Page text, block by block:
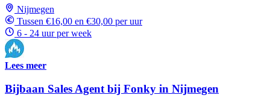
Nijmegen
Tussen €16,00 en €30,00 per uur
6 - 24 uur per week
Lees meer
Bijbaan Sales Agent bij Fonky in Nijmegen